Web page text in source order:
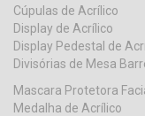
Cúpulas de Acrílico
Display de Acrílico
Display Pedestal de
Divisórias de Mesa
Mascara Protetora
Medalha de Acrílico